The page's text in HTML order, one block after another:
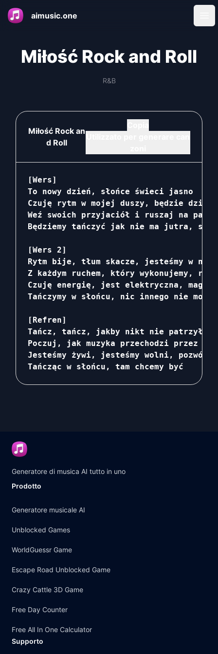
aimusic.one
Miłość Rock and Roll
R&B
Miłość Rock an
d Roll
[Wers]
To nowy dzień, słońce świeci jasno
Czuję rytm w mojej duszy, będzie dzika
Weź swoich przyjaciół i ruszaj na
Będziemy tańczyć jak nie ma jutra,
[Wers 2]
Rytm bije, tłum skacze, jesteśmy w
Z każdym ruchem, który wykonujemy,
Czuję energię, jest elektryczna, magia
Tańczymy w słońcu, nic innego nie może
[Refren]
Tańcz, tańcz, jakby nikt nie patrzył,
Poczuj, jak muzyka przechodzi przez
Jesteśmy żywi, jesteśmy wolni, pozwól,
Tańcząc w słońcu, tam chcemy być
Generatore di musica AI tutto in uno
Prodotto
Generatore musicale AI
Unblocked Games
WorldGuessr Game
Escape Road Unblocked Game
Crazy Cattle 3D Game
Free Day Counter
Free All In One Calculator
Supporto